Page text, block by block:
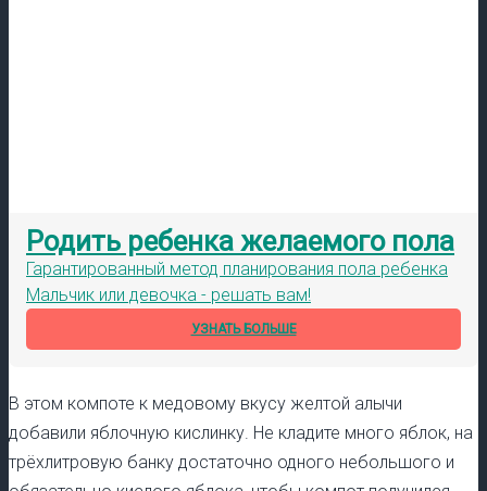
Родить ребенка желаемого пола
Гарантированный метод планирования пола ребенка
Мальчик или девочка - решать вам!
УЗНАТЬ БОЛЬШЕ
В этом компоте к медовому вкусу желтой алычи
добавили яблочную кислинку. Не кладите много яблок, на
трёхлитровую банку достаточно одного небольшого и